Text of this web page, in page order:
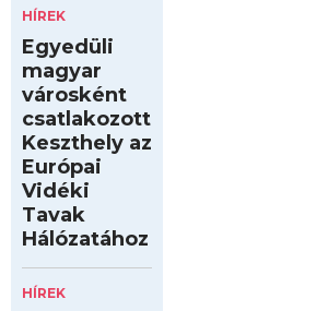
HÍREK
Egyedüli
magyar
városként
csatlakozott
Keszthely az
Európai
Vidéki
Tavak
Hálózatához
HÍREK